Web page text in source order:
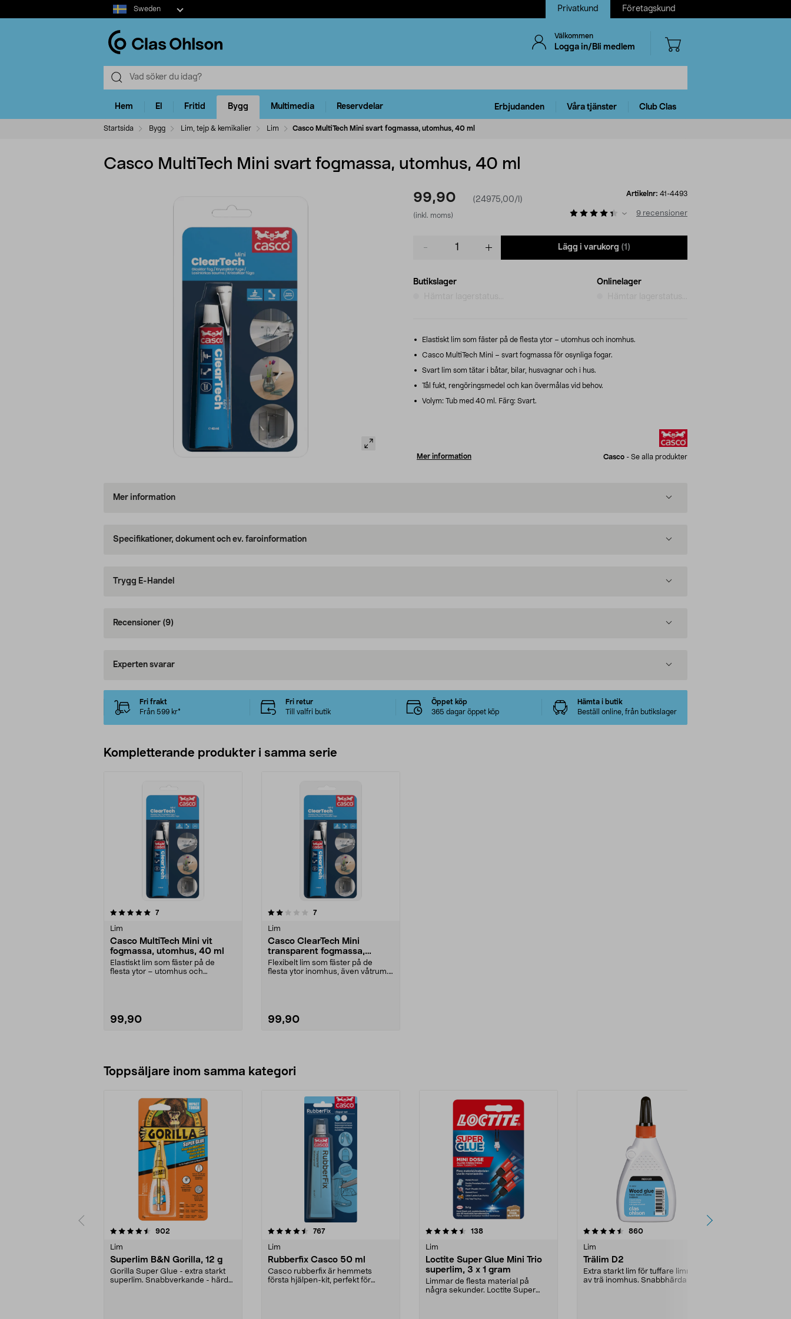
Select
market
Sweden Privatkund Företagskund
Välkommen
Logga in/Bli medlem
Hem El Fritid Bygg Multimedia Reservdelar Erbjudanden Våra tjänster Club Clas
Startsida Bygg Lim, tejp & kemikalier Lim Casco MultiTech Mini svart fogmassa, utomhus, 40 ml
Casco MultiTech Mini svart fogmassa, utomhus, 40 ml
99,90 (24975,00/l)
(inkl. moms)
Artikelnr: 41-4493
9 recensioner
Lägg i varukorg (1)
Butikslager
Onlinelager
Elastiskt lim som fäster på de flesta ytor – utomhus och inomhus.
Casco MultiTech Mini – svart fogmassa för osynliga fogar.
Svart lim som tätar i båtar, bilar, husvagnar och i hus.
Tål fukt, rengöringsmedel och kan övermålas vid behov.
Volym: Tub med 40 ml. Färg: Svart.
Mer information Casco - Se alla produkter
Mer information
Specifikationer, dokument och ev. faroinformation
Trygg E-Handel
Recensioner (9)
Experten svarar
Fri frakt
Från 599 kr*
Fri retur
Till valfri butik
Öppet köp
365 dagar öppet köp
Hämta i butik
Beställ online, från butikslager
Kompletterande produkter i samma serie
7recensioner
Lim
Casco MultiTech Mini vit
fogmassa, utomhus, 40 ml
Elastiskt lim som fäster på de
flesta ytor – utomhus och
99,90
2.0av 5 stjärnor 7recensioner
Lim
Casco ClearTech Mini
transparent fogmassa,
inomhus, 40 ml
Flexibelt lim som fäster på de
flesta ytor inomhus, även våtrum.
99,90
Toppsäljare inom samma kategori
902
Lim
Superlim B&N Gorilla, 12 g
Gorilla Super Glue - extra starkt
superlim. Snabbverkande - härdar
4.5 av 5 stjärnor 767recensioner
Lim
Rubberfix Casco 50 ml
Casco rubberfix är hemmets
första hjälpen-kit, perfekt för
4.5 av 5 stjärnor 138recensioner
Lim
Loctite Super Glue Mini Trio
superlim, 3 x 1 gram
Limmar de flesta material på
några sekunder. Loctite Super
4.5 av 5 stjärnor 860recensioner
Lim
Trälim D2
Extra starkt lim för tuffare limning
av trä inomhus. Snabbhärdande -
4.5 av 5 stjärnor